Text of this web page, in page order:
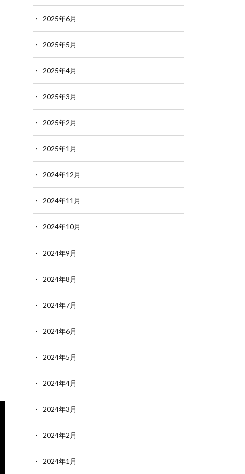
2025年6月
2025年5月
2025年4月
2025年3月
2025年2月
2025年1月
2024年12月
2024年11月
2024年10月
2024年9月
2024年8月
2024年7月
2024年6月
2024年5月
2024年4月
2024年3月
2024年2月
2024年1月